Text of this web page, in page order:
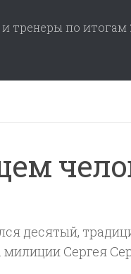
тренеры по итогам
десятый,
Сергея